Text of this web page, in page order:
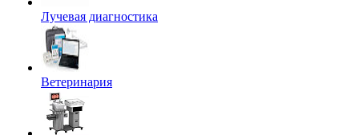
Лучевая диагностика
Ветеринария